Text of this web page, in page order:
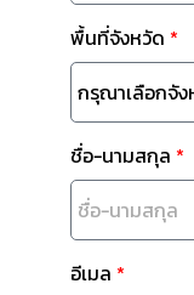
พื้นที่จังหวัด
ชื่อ-นามสกุล
อีเมล